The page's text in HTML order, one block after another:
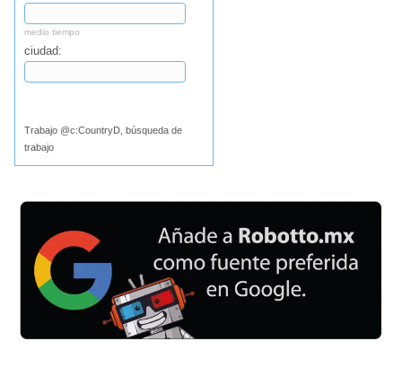
medio tiempo
ciudad:
Trabajo @c:CountryD, búsqueda de
trabajo